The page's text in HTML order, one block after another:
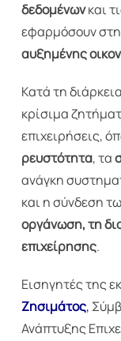
δεδομένωνκαι
εφαρμόσουν
αυξημένης
Κατά τη
κρίσιμα
επιχειρήσεις,
ρευστότητα, τα
ανάγκη
και η σύνδεση
οργάνωση, τη
επιχείρησης.
Εισηγητές της
Ζησιμάτος,
Ανάπτυξης